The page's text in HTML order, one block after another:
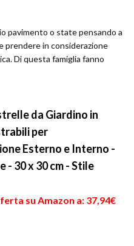
pavimento o state pensando a
in considerazione
Di questa famiglia fanno
da Giardino in
per
Esterno e Interno -
- 30 x 30 cm - Stile
su Amazon a: 37,94€